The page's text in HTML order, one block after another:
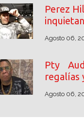
Perez
Agosto 06,
Pty
regalías
Agosto 06,